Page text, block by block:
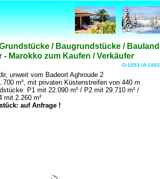
/ Baugrundstücke / Bauland
- Marokko zum Kaufen / Verkäufer
O-1053 /A-1802
unweit vom Badeort Aghroude 2
m², mit privaten Küstenstreifen von 440 m
P1 mit 22.090 m² / P2 mit 29.710 m² /
mit 2.260 m²
auf Anfrage !